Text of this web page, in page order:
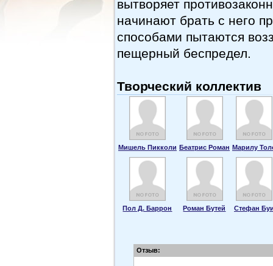
вытворяет
начинают брать с него
способами пытаются
пещерный беспредел.
Творческий коллектив
Мишель Пикколи Беатрис Роман Марилу
Пол Д. Баррон Роман Бутей Стефан
Отзыв: